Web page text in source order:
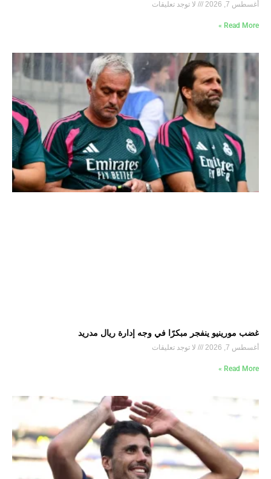
أغسطس 7, 2026 لا توجد تعليقات
Read More »
غضب مورينيو ينفجر مبكرًا في وجه إدارة ريال مدريد
أغسطس 7, 2026 لا توجد تعليقات
Read More »